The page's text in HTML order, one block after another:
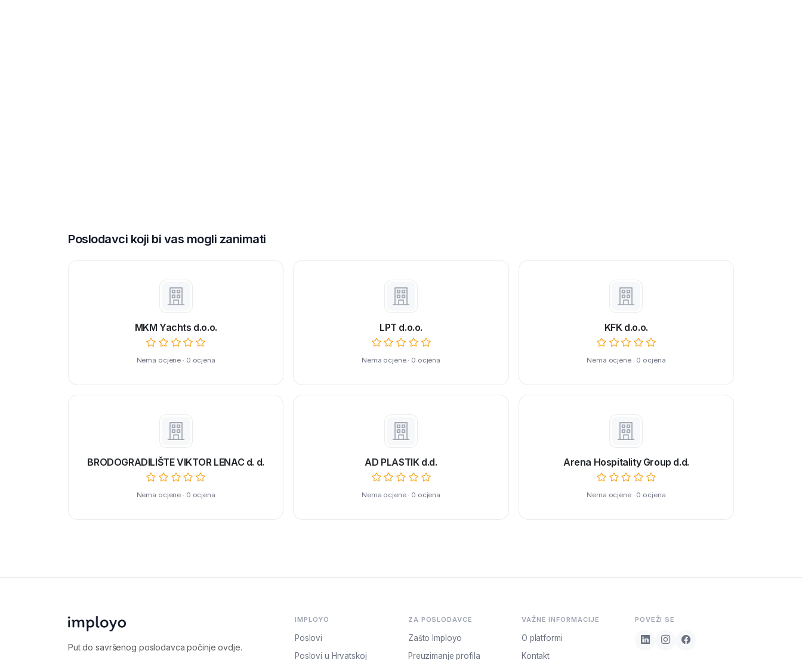
Poslodavci koji bi vas mogli zanimati
MKM Yachts d.o.o.
Nema ocjene · 0 ocjena
LPT d.o.o.
Nema ocjene · 0 ocjena
KFK d.o.o.
Nema ocjene · 0 ocjena
BRODOGRADILIŠTE VIKTOR LENAC d. d.
Nema ocjene · 0 ocjena
AD PLASTIK d.d.
Nema ocjene · 0 ocjena
Arena Hospitality Group d.d.
Nema ocjene · 0 ocjena
Put do savršenog poslodavca počinje ovdje.
IMPLOYO
Poslovi
Poslovi u Hrvatskoj
ZA POSLODAVCE
Zašto Imployo
Preuzimanje profila
VAŽNE INFORMACIJE
O platformi
Kontakt
POVEŽI SE